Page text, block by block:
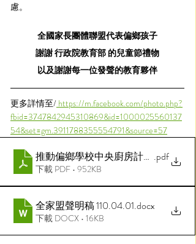
慮。
全國家長團體聯盟代表偏鄉孩子
謝謝 行政院教育部 的兒童節禮物
以及謝謝每一位發聲的教育夥伴
更多詳情至/ https://m.facebook.com/photo.php?
fbid=3747842945310869&id=1000025560137
54&set=gm.3911788355554791&source=57
推動偏鄉學校中央廚房計畫v15
.pdf
下載 PDF • 952KB
全家盟聲明稿 110.04.01.docx
下載 DOCX • 16KB